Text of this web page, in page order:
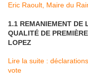
Eric Raoult, Maire du
1.1 REMANIEMENT DE
QUALITÉ DE
LOPEZ
Lire la suite :
vote